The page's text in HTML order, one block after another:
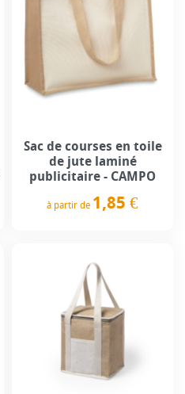
Sac de courses en toile
de jute laminé
publicitaire - CAMPO
à partir de 1,85 €